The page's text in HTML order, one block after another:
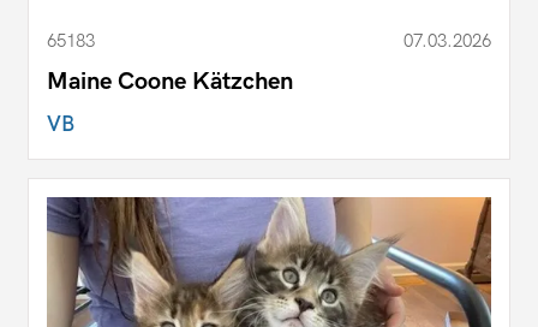
65183 07.03.2026
Maine Coone Kätzchen
VB